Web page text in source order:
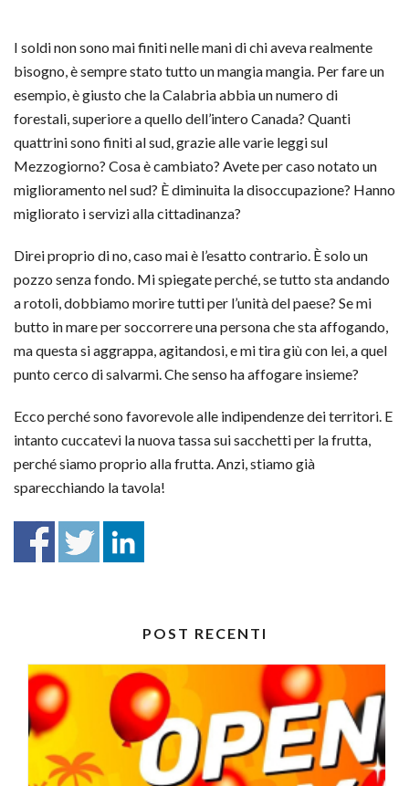
I soldi non sono mai finiti nelle mani di chi aveva realmente
bisogno, è sempre stato tutto un mangia mangia. Per fare un
esempio, è giusto che la Calabria abbia un numero di
forestali, superiore a quello dell’intero Canada? Quanti
quattrini sono finiti al sud, grazie alle varie leggi sul
Mezzogiorno? Cosa è cambiato? Avete per caso notato un
miglioramento nel sud? È diminuita la disoccupazione? Hanno
migliorato i servizi alla cittadinanza?
Direi proprio di no, caso mai è l’esatto contrario. È solo un
pozzo senza fondo. Mi spiegate perché, se tutto sta andando
a rotoli, dobbiamo morire tutti per l’unità del paese? Se mi
butto in mare per soccorrere una persona che sta affogando,
ma questa si aggrappa, agitandosi, e mi tira giù con lei, a quel
punto cerco di salvarmi. Che senso ha affogare insieme?
Ecco perché sono favorevole alle indipendenze dei territori. E
intanto cuccatevi la nuova tassa sui sacchetti per la frutta,
perché siamo proprio alla frutta. Anzi, stiamo già
sparecchiando la tavola!
POST RECENTI